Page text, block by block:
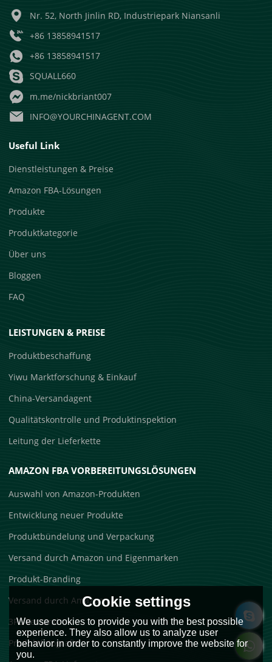
Nr. 52, North Jinlin RD, Industriepark Niansanli
+86 13858941517
+86 13858941517
SQUALL660
m.me/nickbriant007
INFO@YOURCHINAGENT.COM
Useful Link
Dienstleistungen & Preise
Amazon FBA-Lösungen
Produkte
Produktkategorie
Über uns
Bloggen
FAQ
LEISTUNGEN & PREISE
Produktbeschaffung
Yiwu Marktforschung & Einkauf
China-Versandagent
Qualitätskontrolle und Produktinspektion
Leitung der Lieferkette
AMAZON FBA VORBEREITUNGSLÖSUNGEN
Auswahl von Amazon-Produkten
Entwicklung neuer Produkte
Produktbündelung und Verpackung
Versand durch Amazon und Eigenmarken
Produkt-Branding
Versand durch Amazon
3PL-Versand
Produktfotografie
Cookie settings
We use cookies to provide you with the best possible
experience. They also allow us to analyze user
behavior in order to constantly improve the website for
you.